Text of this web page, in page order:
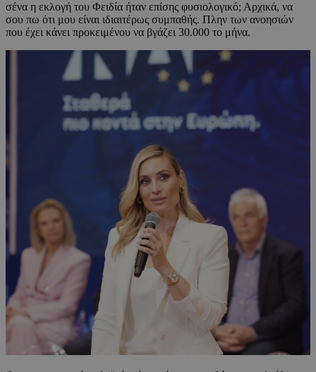
σένα η εκλογή του Φειδία ήταν επίσης φυσιολογικό; Αρχικά, να
σου πω ότι μου είναι ιδιαιτέρως συμπαθής. Πλην των ανοησιών
που έχει κάνει προκειμένου να βγάζει 30.000 το μήνα.